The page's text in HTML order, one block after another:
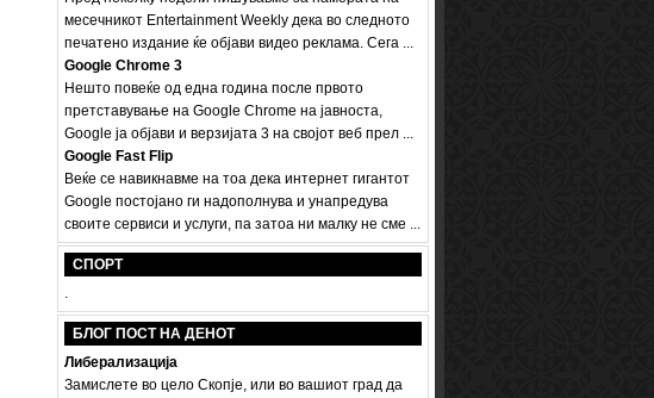
месечникот Entertainment Weekly дека во следното
печатено издание ќе објави видео реклама. Сега ...
Google Chrome 3
Нешто повеќе од една година после првото
претставување на Google Chrome на јавноста,
Google ја објави и верзијата 3 на својот веб прел ...
Google Fast Flip
Веќе се навикнавме на тоа дека интернет гигантот
Google постојано ги надополнува и унапредува
своите сервиси и услуги, па затоа ни малку не сме ...
СПОРТ
.
БЛОГ ПОСТ НА ДЕНОТ
Либерализација
Замислете во цело Скопје, или во вашиот град да